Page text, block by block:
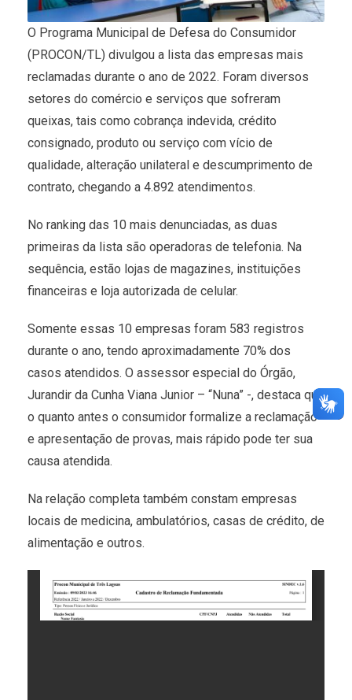
O Programa Municipal de Defesa do Consumidor
(PROCON/TL) divulgou a lista das empresas mais
reclamadas durante o ano de 2022. Foram diversos
setores do comércio e serviços que sofreram
queixas, tais como cobrança indevida, crédito
consignado, produto ou serviço com vício de
qualidade, alteração unilateral e descumprimento de
contrato, chegando a 4.892 atendimentos.
No ranking das 10 mais denunciadas, as duas
primeiras da lista são operadoras de telefonia. Na
sequência, estão lojas de magazines, instituições
financeiras e loja autorizada de celular.
Somente essas 10 empresas foram 583 registros
durante o ano, tendo aproximadamente 70% dos
casos atendidos. O assessor especial do Órgão,
Jurandir da Cunha Viana Junior – “Nuna” -, destaca que
o quanto antes o consumidor formalize a reclamação
e apresentação de provas, mais rápido pode ter sua
causa atendida.
Na relação completa também constam empresas
locais de medicina, ambulatórios, casas de crédito, de
alimentação e outros.